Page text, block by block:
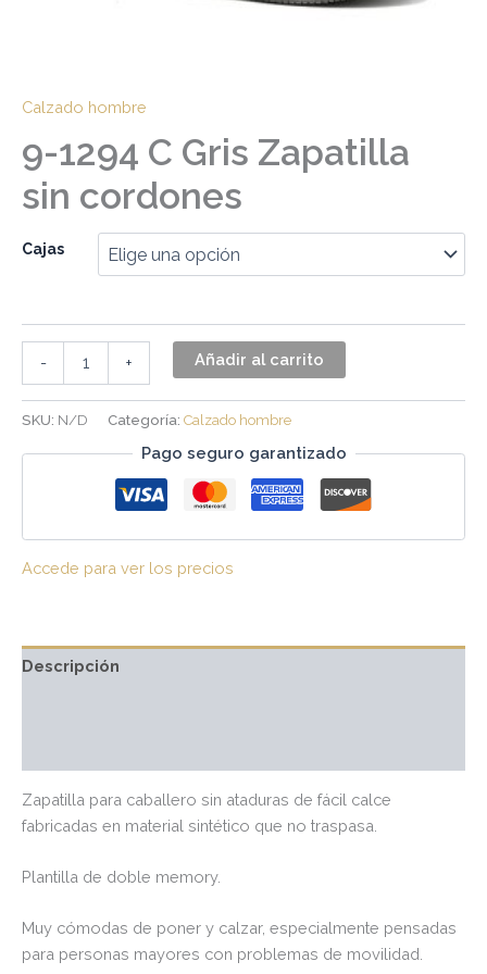
Calzado hombre
9-1294 C Gris Zapatilla
sin cordones
Cajas
- + Añadir al carrito
SKU: N/D Categoría: Calzado hombre
Pago seguro garantizado
Accede para ver los precios
Descripción
Zapatilla para caballero sin ataduras de fácil calce
fabricadas en material sintético que no traspasa.
Plantilla de doble memory.
Muy cómodas de poner y calzar, especialmente pensadas
para personas mayores con problemas de movilidad.